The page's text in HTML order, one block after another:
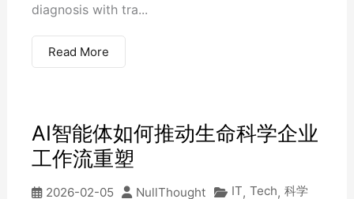
diagnosis with tra...
Read More
AI智能体如何推动生命科学企业
工作流重塑
2026-02-05 NullThought IT, Tech, 科学